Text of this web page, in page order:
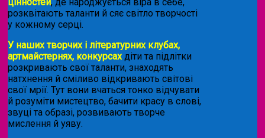
розквітають таланти й сяє світло творчості
у кожному серці.
У наших творчих і літературних клубах,
артмайстернях, конкурсахдіти та підлітки
розкривають свої таланти, знаходять
натхнення й сміливо відкривають світові
свої мрії. Тут вони вчаться тонко відчувати
й розуміти мистецтво, бачити красу в слові,
звуці та образі, розвивають творче
мислення й уяву.